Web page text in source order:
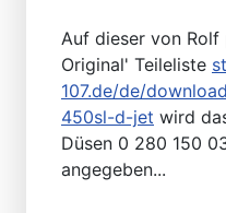
Auf dieser von
Original' Teileliste
107.de/de/
450sl-d-jet wird
Düsen 0 280 150
angegeben...